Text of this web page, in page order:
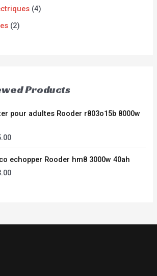
4
2
Products
pour adultes Rooder r803o15b 8000w
echopper Rooder hm8 3000w 40ah